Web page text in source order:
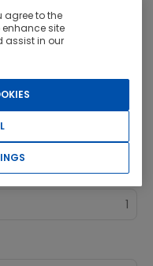
4
1
agree to the
site
assist in our